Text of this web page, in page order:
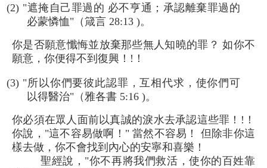
(2) "遮掩自己罪過的 必不亨通；承認離棄罪過的
必蒙憐恤"（箴言 28:13 )。
你是否願意懺悔並放棄那些無人知曉的罪？ 如你不
願意，你便得不到復興！!！
(3) "所以你們要彼此認罪，互相代求，使你們可
以得醫治"（雅各書 5:16 )。
你必須在眾人面前以真誠的淚水去承認這些罪！!！
你說，"這不容易做啊！" 當然不容易！ 但除非你這
樣去做，你不會找到內心的安寧和喜樂！
聖經說，"你不再將我們救活，使你的百姓靠